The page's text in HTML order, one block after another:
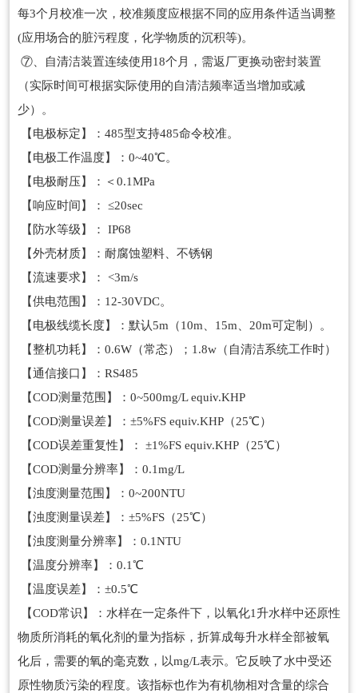
每3个月校准一次，校准频度应根据不同的应用条件适当调整
(应用场合的脏污程度，化学物质的沉积等)。
⑦、自清洁装置连续使用18个月，需返厂更换动密封装置
（实际时间可根据实际使用的自清洁频率适当增加或减
少）。
【电极标定】：485型支持485命令校准。
【电极工作温度】：0~40℃。
【电极耐压】：＜0.1MPa
【响应时间】： ≤20sec
【防水等级】： IP68
【外壳材质】：耐腐蚀塑料、不锈钢
【流速要求】： <3m/s
【供电范围】：12-30VDC。
【电极线缆长度】：默认5m（10m、15m、20m可定制）。
【整机功耗】：0.6W（常态）；1.8w（自清洁系统工作时）
【通信接口】：RS485
【COD测量范围】：0~500mg/L equiv.KHP
【COD测量误差】：±5%FS equiv.KHP（25℃）
【COD误差重复性】： ±1%FS equiv.KHP（25℃）
【COD测量分辨率】：0.1mg/L
【浊度测量范围】：0~200NTU
【浊度测量误差】：±5%FS（25℃）
【浊度测量分辨率】：0.1NTU
【温度分辨率】：0.1℃
【温度误差】：±0.5℃
【COD常识】：水样在一定条件下，以氧化1升水样中还原性
物质所消耗的氧化剂的量为指标，折算成每升水样全部被氧
化后，需要的氧的毫克数，以mg/L表示。它反映了水中受还
原性物质污染的程度。该指标也作为有机物相对含量的综合